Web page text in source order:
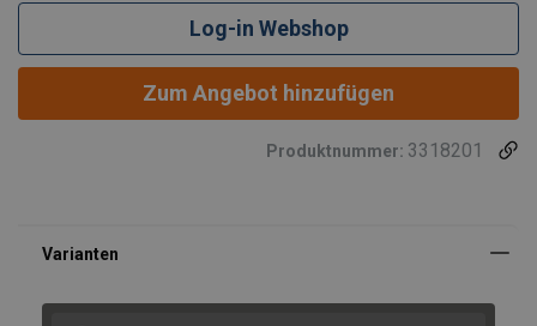
Log-in Webshop
Zum Angebot hinzufügen
Produktnummer: 3318201